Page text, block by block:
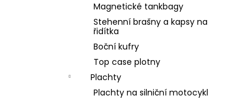
Magnetické tankbagy
Stehenní brašny a kapsy na
řidítka
Boční kufry
Top case plotny
Plachty
Plachty na silniční motocykl